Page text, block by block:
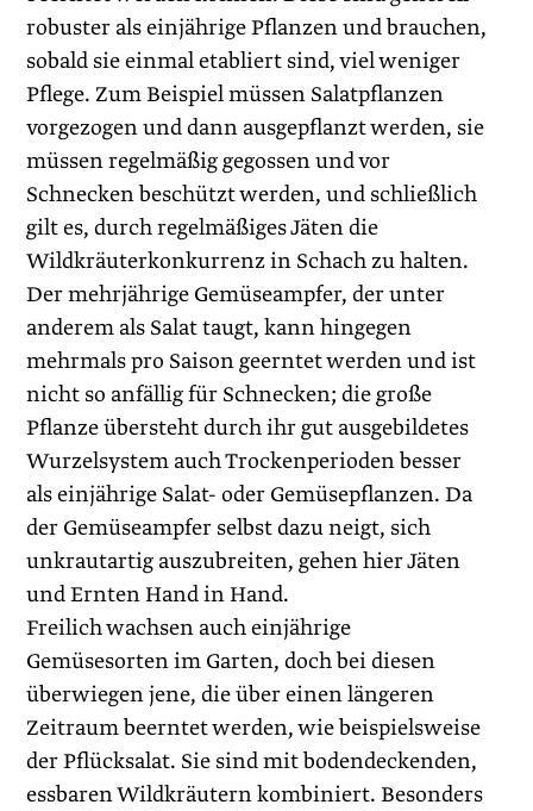
robuster als einjährige Pflanzen und brauchen,
sobald sie einmal etabliert sind, viel weniger
Pflege. Zum Beispiel müssen Salatpflanzen
vorgezogen und dann ausgepflanzt werden, sie
müssen regelmäßig gegossen und vor
Schnecken beschützt werden, und schließlich
gilt es, durch regelmäßiges Jäten die
Wildkräuterkonkurrenz in Schach zu halten.
Der mehrjährige Gemüseampfer, der unter
anderem als Salat taugt, kann hingegen
mehrmals pro Saison geerntet werden und ist
nicht so anfällig für Schnecken; die große
Pflanze übersteht durch ihr gut ausgebildetes
Wurzelsystem auch Trockenperioden besser
als einjährige Salat- oder Gemüsepflanzen. Da
der Gemüseampfer selbst dazu neigt, sich
unkrautartig auszubreiten, gehen hier Jäten
und Ernten Hand in Hand.
Freilich wachsen auch einjährige
Gemüsesorten im Garten, doch bei diesen
überwiegen jene, die über einen längeren
Zeitraum beerntet werden, wie beispielsweise
der Pflücksalat. Sie sind mit bodendeckenden,
essbaren Wildkräutern kombiniert. Besonders